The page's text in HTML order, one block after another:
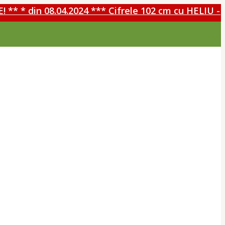
* din 08.04.2024 *** Cifrele 102 cm cu HELIU - 30%